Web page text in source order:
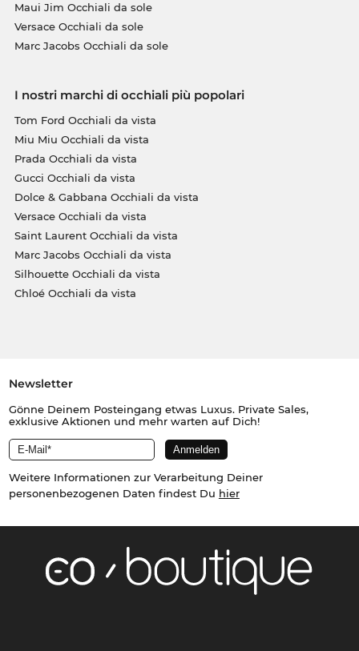
Maui Jim Occhiali da sole
Versace Occhiali da sole
Marc Jacobs Occhiali da sole
I nostri marchi di occhiali più popolari
Tom Ford Occhiali da vista
Miu Miu Occhiali da vista
Prada Occhiali da vista
Gucci Occhiali da vista
Dolce & Gabbana Occhiali da vista
Versace Occhiali da vista
Saint Laurent Occhiali da vista
Marc Jacobs Occhiali da vista
Silhouette Occhiali da vista
Chloé Occhiali da vista
Newsletter
Gönne Deinem Posteingang etwas Luxus. Private Sales,
exklusive Aktionen und mehr warten auf Dich!
Weitere Informationen zur Verarbeitung Deiner
personenbezogenen Daten findest Du hier